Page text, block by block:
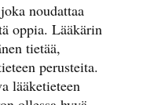
noudattaa
oppia. Lääkärin
tietää,
perusteita.
lääketieteen